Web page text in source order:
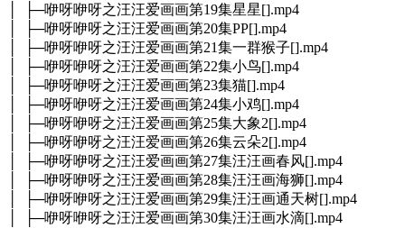
│ ├─咿呀咿呀之汪汪爱画画第19集星星[].mp4
│ ├─咿呀咿呀之汪汪爱画画第20集PP[].mp4
│ ├─咿呀咿呀之汪汪爱画画第21集一群猴子[].mp4
│ ├─咿呀咿呀之汪汪爱画画第22集小鸟[].mp4
│ ├─咿呀咿呀之汪汪爱画画第23集猫[].mp4
│ ├─咿呀咿呀之汪汪爱画画第24集小鸡[].mp4
│ ├─咿呀咿呀之汪汪爱画画第25集大象2[].mp4
│ ├─咿呀咿呀之汪汪爱画画第26集云朵2[].mp4
│ ├─咿呀咿呀之汪汪爱画画第27集汪汪画春风[].mp4
│ ├─咿呀咿呀之汪汪爱画画第28集汪汪画海狮[].mp4
│ ├─咿呀咿呀之汪汪爱画画第29集汪汪画通天树[].mp4
│ ├─咿呀咿呀之汪汪爱画画第30集汪汪画水滴[].mp4